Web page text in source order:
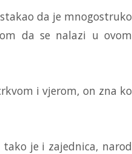
da je mnogostruko
da se nalazi u ovom
i vjerom, on zna ko
je i zajednica, narod